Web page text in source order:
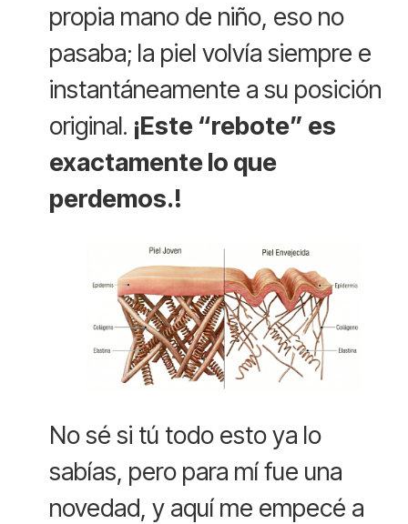
propia mano de niño, eso no
pasaba; la piel volvía siempre e
instantáneamente a su posición
original. ¡Este “rebote” es
exactamente lo que
perdemos.!
No sé si tú todo esto ya lo
sabías, pero para mí fue una
novedad, y aquí me empecé a